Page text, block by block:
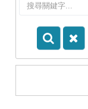
所
別